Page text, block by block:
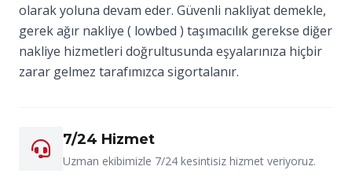
olarak yoluna devam eder. Güvenli nakliyat demekle,
gerek ağır nakliye ( lowbed ) taşımacılık gerekse diğer
nakliye hizmetleri doğrultusunda eşyalarınıza hiçbir
zarar gelmez tarafımızca sigortalanır.
7/24 Hizmet
Uzman ekibimizle 7/24 kesintisiz hizmet veriyoruz.